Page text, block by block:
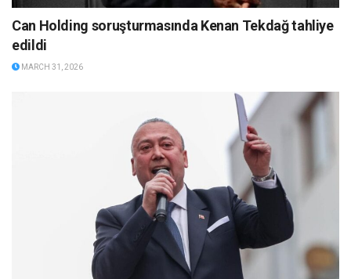
Can Holding soruşturmasında Kenan Tekdağ tahliye
edildi
MARCH 31, 2026